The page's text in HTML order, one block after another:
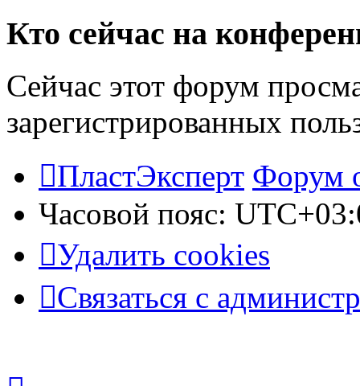
Кто сейчас на
Сейчас этот форум
зарегистрированных
ПластЭксперт Форум
Часовой пояс:
Удалить cookies
Связаться с